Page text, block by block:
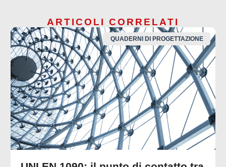
ARTICOLI CORRELATI
QUADERNI DI PROGETTAZIONE